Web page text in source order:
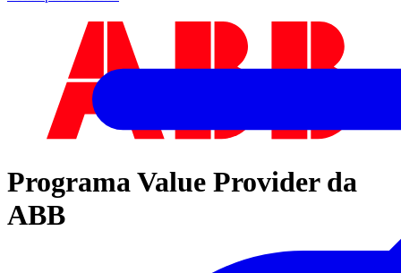
Programa Value Provider da
ABB